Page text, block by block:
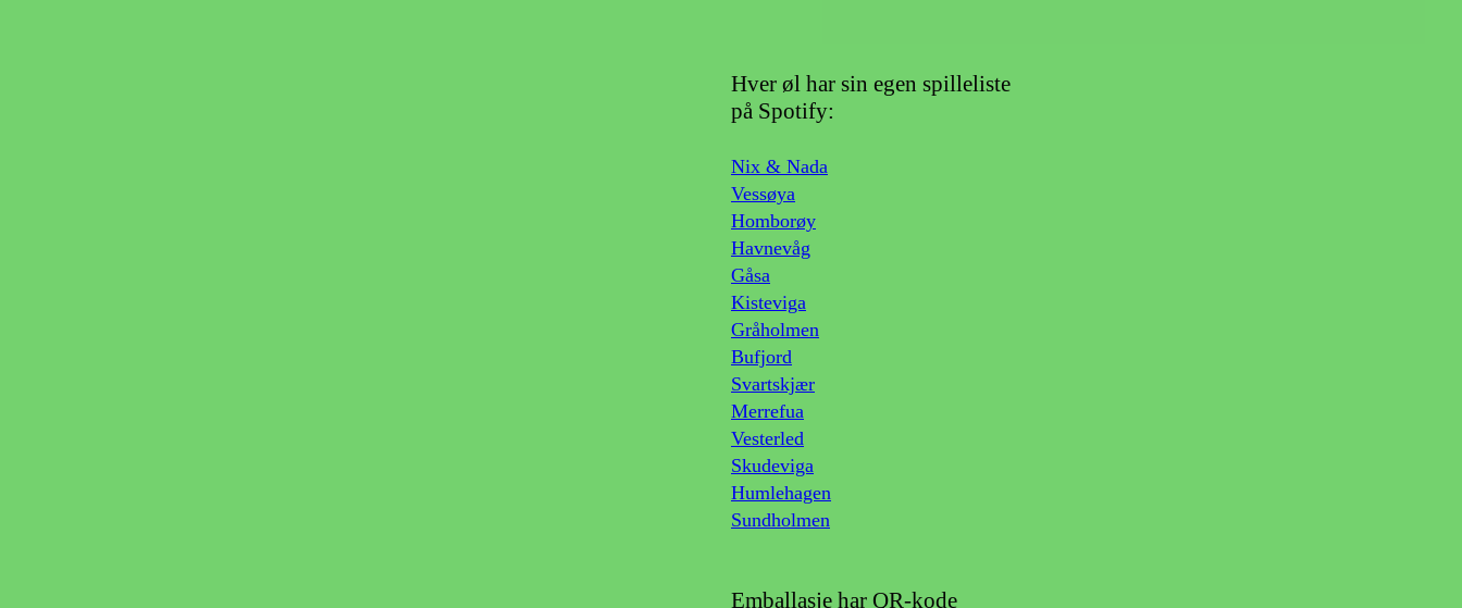
Hver øl har sin egen spilleliste
på Spotify:
Nix & Nada
Vessøya
Homborøy
Havnevåg
Gåsa
Kisteviga
Gråholmen
Bufjord
Svartskjær
Merrefua
Vesterled
Skudeviga
Humlehagen
Sundholmen
Emballasje har QR-kode